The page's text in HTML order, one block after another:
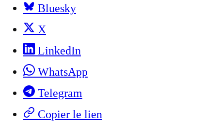
Bluesky
X
LinkedIn
WhatsApp
Telegram
Copier le lien